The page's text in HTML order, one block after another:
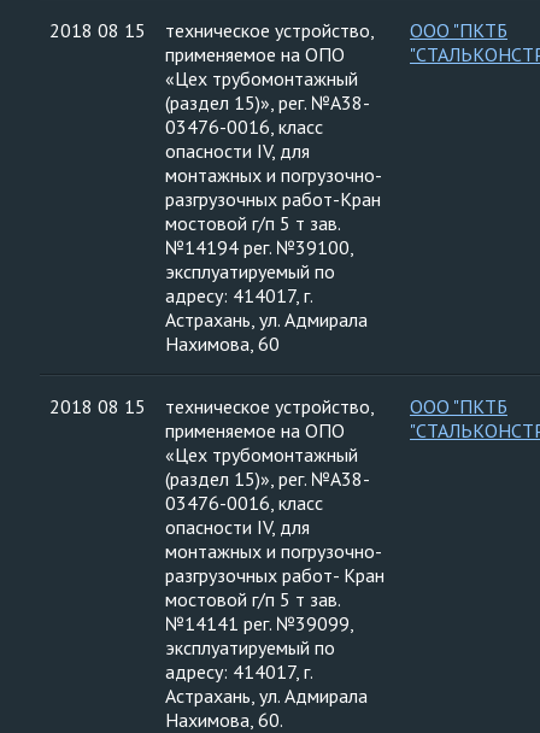
2018 08 15
техническое устройство,
применяемое на ОПО
«Цех трубомонтажный
(раздел 15)», рег. №А38-
03476-0016, класс
опасности IV, для
монтажных и погрузочно-
разгрузочных работ-Кран
мостовой г/п 5 т зав.
№14194 рег. №39100,
эксплуатируемый по
адресу: 414017, г.
Астрахань, ул. Адмирала
Нахимова, 60
ООО "ПКТБ
2018 08 15
техническое устройство,
применяемое на ОПО
«Цех трубомонтажный
(раздел 15)», рег. №А38-
03476-0016, класс
опасности IV, для
монтажных и погрузочно-
разгрузочных работ- Кран
мостовой г/п 5 т зав.
№14141 рег. №39099,
эксплуатируемый по
адресу: 414017, г.
Астрахань, ул. Адмирала
Нахимова, 60.
ООО "ПКТБ